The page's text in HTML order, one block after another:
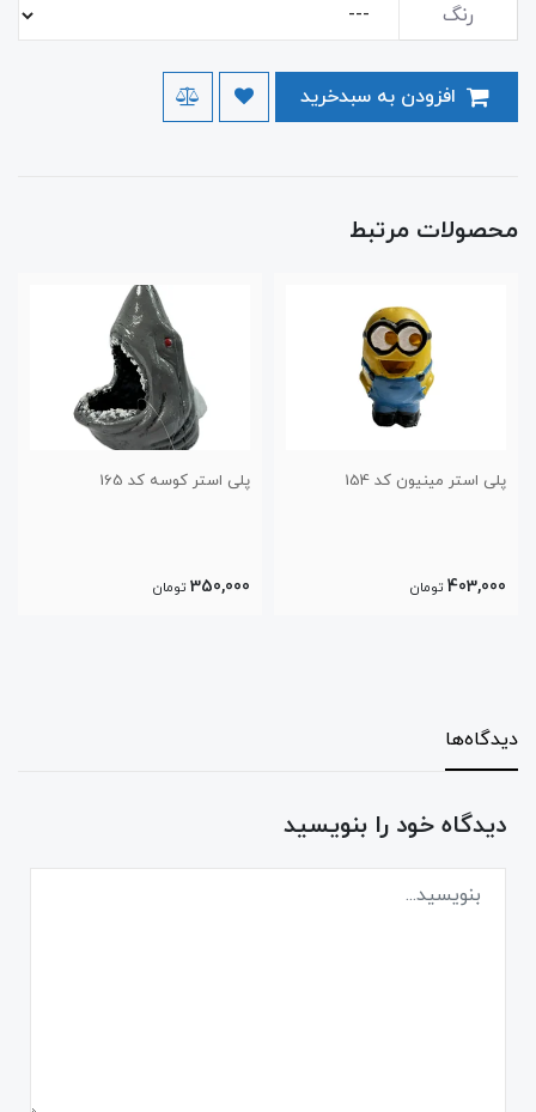
رنگ
محصولات مرتبط
پلی استر کوسه کد 165
350,000
پلی استر خونه اختاپوس
315,000
دیدگاه‌ها
دیدگاه خود را بنویسید